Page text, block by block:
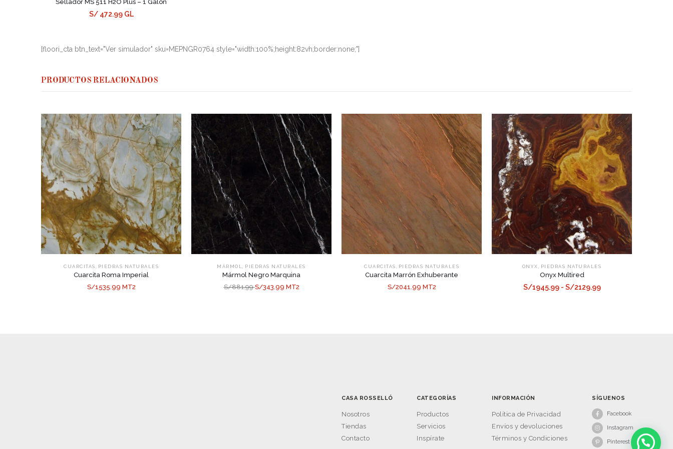
Sellador MS 511 H2O Plus – 1 Galón
S/ 472.99 GL
[floori_cta btn_text="Ver simulador" sku=MEPNGR0764 style="width:100%;height:82vh;border:none;"]
PRODUCTOS RELACIONADOS
CUARCITAS PIEDRAS NATURALES
Cuarcita Roma Imperial
S/1535.99 MT2
MÁRMOL PIEDRAS NATURALES
Mármol Negro Marquina
S/881.99S/343.99 MT2
CUARCITAS PIEDRAS NATURALES
Cuarcita Marrón Exhuberante
S/2041.99 MT2
ONYX PIEDRAS NATURALES
Onyx Multired
S/1945.99 - S/2129.99
CASA ROSSELLÓ
Nosotros
Tiendas
Contacto
CATEGORÍAS
Productos
Servicios
Inspírate
INFORMACIÓN
Política de Privacidad
Envíos y devoluciones
Términos y Condiciones
SÍGUENOS
Facebook
Instagram
Pinterest